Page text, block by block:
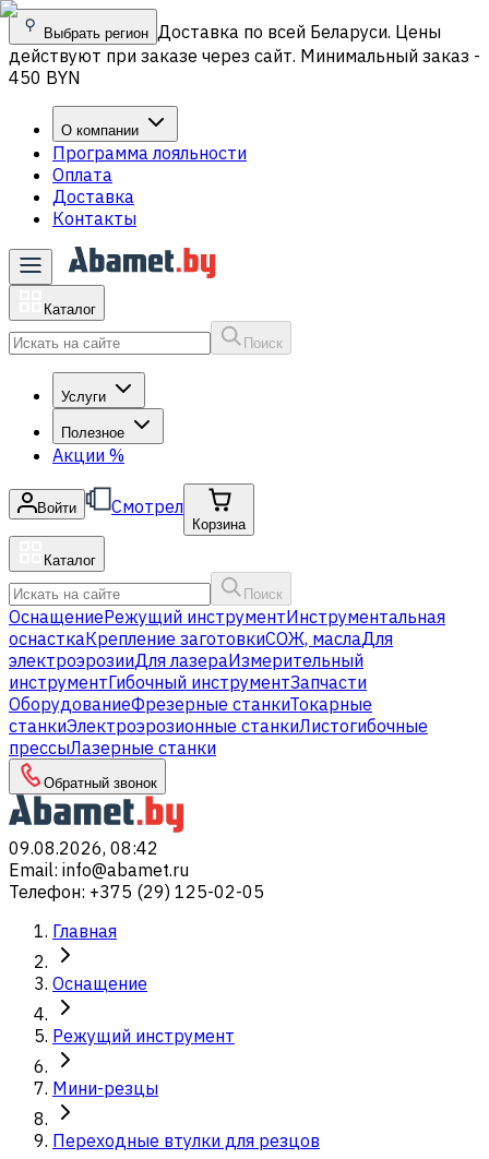
Выбрать регион Доставка по всей Беларуси. Цены
действуют при заказе через сайт. Минимальный заказ -
450 BYN
О компании
Программа лояльности
Оплата
Доставка
Контакты
Каталог
Поиск
Услуги
Полезное
Акции %
Войти Смотрел
Корзина
Каталог
Поиск
ОснащениеРежущий инструментИнструментальная
оснасткаКрепление заготовкиСОЖ, маслаДля
электроэрозииДля лазераИзмерительный
инструментГибочный инструментЗапчасти
ОборудованиеФрезерные станкиТокарные
станкиЭлектроэрозионные станкиЛистогибочные
прессыЛазерные станки
Обратный звонок
09.08.2026, 08:42
Email: info@abamet.ru
Телефон: +375 (29) 125-02-05
Главная
Оснащение
Режущий инструмент
Мини-резцы
Переходные втулки для резцов